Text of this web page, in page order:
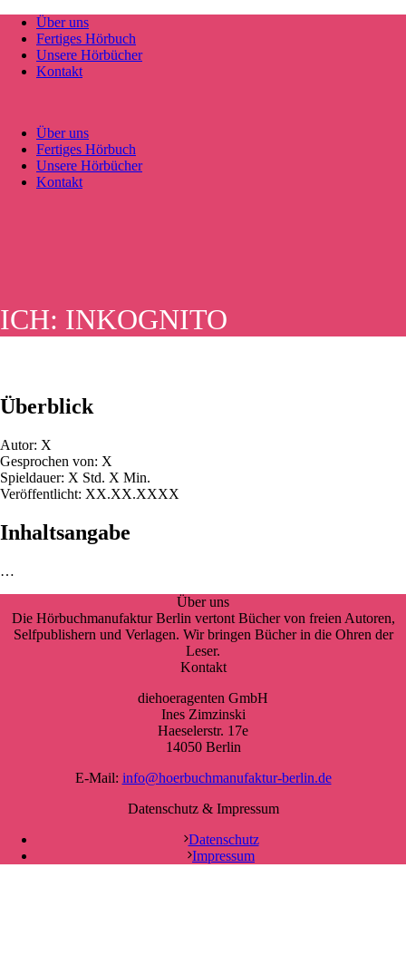
Über uns
Fertiges Hörbuch
Unsere Hörbücher
Kontakt
Über uns
Fertiges Hörbuch
Unsere Hörbücher
Kontakt
ICH: INKOGNITO
Überblick
Autor: X
Gesprochen von: X
Spieldauer: X Std. X Min.
Veröffentlicht: XX.XX.XXXX
Inhaltsangabe
…
Über uns
Die Hörbuchmanufaktur Berlin vertont Bücher von freien Autoren,
Selfpublishern und Verlagen. Wir bringen Bücher in die Ohren der
Leser.
Kontakt
diehoeragenten GmbH
Ines Zimzinski
Haeselerstr. 17e
14050 Berlin
E-Mail: info@hoerbuchmanufaktur-berlin.de
Datenschutz & Impressum
Datenschutz
Impressum